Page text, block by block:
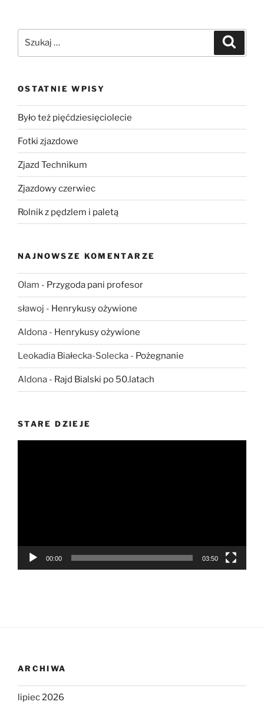
OSTATNIE WPISY
Było też pięćdziesięciolecie
Fotki zjazdowe
Zjazd Technikum
Zjazdowy czerwiec
Rolnik z pędzlem i paletą
NAJNOWSZE KOMENTARZE
Olam - Przygoda pani profesor
sławoj - Henrykusy ożywione
Aldona - Henrykusy ożywione
Leokadia Białecka-Solecka - Pożegnanie
Aldona - Rajd Bialski po 50.latach
STARE DZIEJE
00:00 03:50
ARCHIWA
lipiec 2026